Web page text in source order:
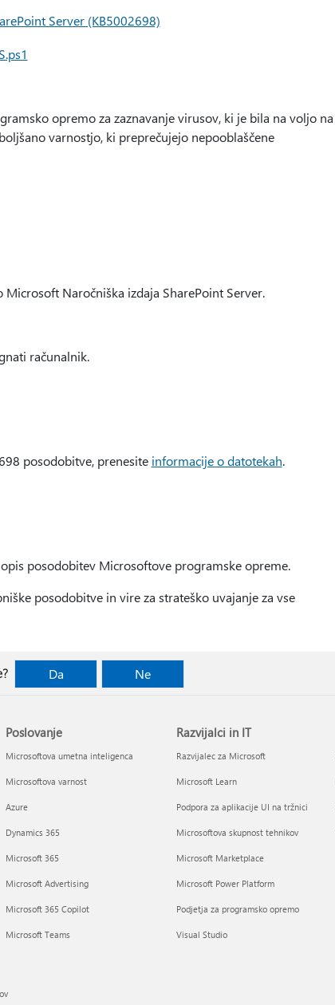
Server (KB5002698)
opremo za zaznavanje virusov, ki je bila na voljo na
varnostjo, ki preprečujejo nepooblaščene
Naročniška izdaja SharePoint Server.
računalnik.
posodobitve, prenesite informacije o datotekah.
posodobitev Microsoftove programske opreme.
posodobitve in vire za strateško uvajanje za vse
Da Ne
Poslovanje
Microsoftova umetna inteligenca
Microsoftova varnost
Azure
Dynamics 365
Microsoft 365
Microsoft Advertising
Microsoft 365 Copilot
Microsoft Teams
Razvijalci in IT
Razvijalec za Microsoft
Microsoft Learn
Podpora za aplikacije UI na tržnici
Microsoftova skupnost tehnikov
Microsoft Marketplace
Microsoft Power Platform
Podjetja za programsko opremo
Visual Studio